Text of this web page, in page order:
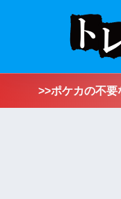
>>ポケカの不